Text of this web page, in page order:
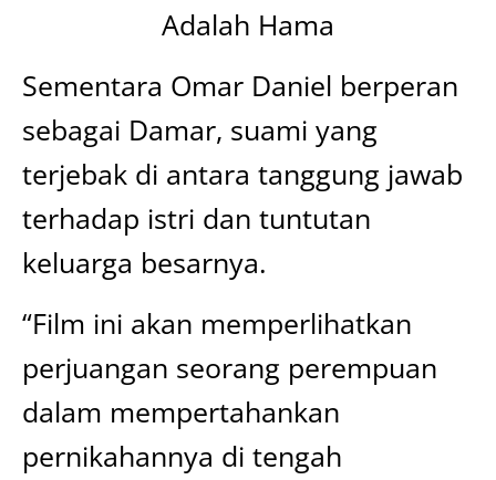
Adalah Hama
Sementara Omar Daniel berperan
sebagai Damar, suami yang
terjebak di antara tanggung jawab
terhadap istri dan tuntutan
keluarga besarnya.
“Film ini akan memperlihatkan
perjuangan seorang perempuan
dalam mempertahankan
pernikahannya di tengah